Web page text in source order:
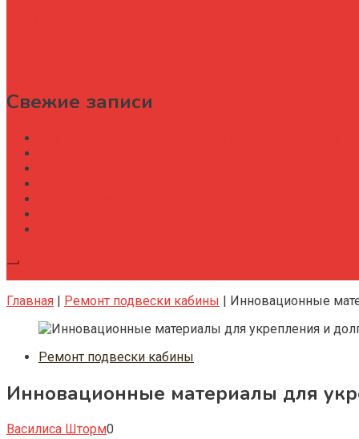
Свежие записи
Главная | Ремонт подвески кабины | Инновационные
Ремонт подвески кабины
Инновационные материалы для
Василиса Шторм0